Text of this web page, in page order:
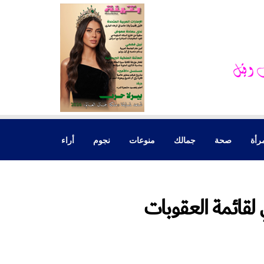
صحة جمالك منوعات نجوم أراء
لقائمة العقوبات